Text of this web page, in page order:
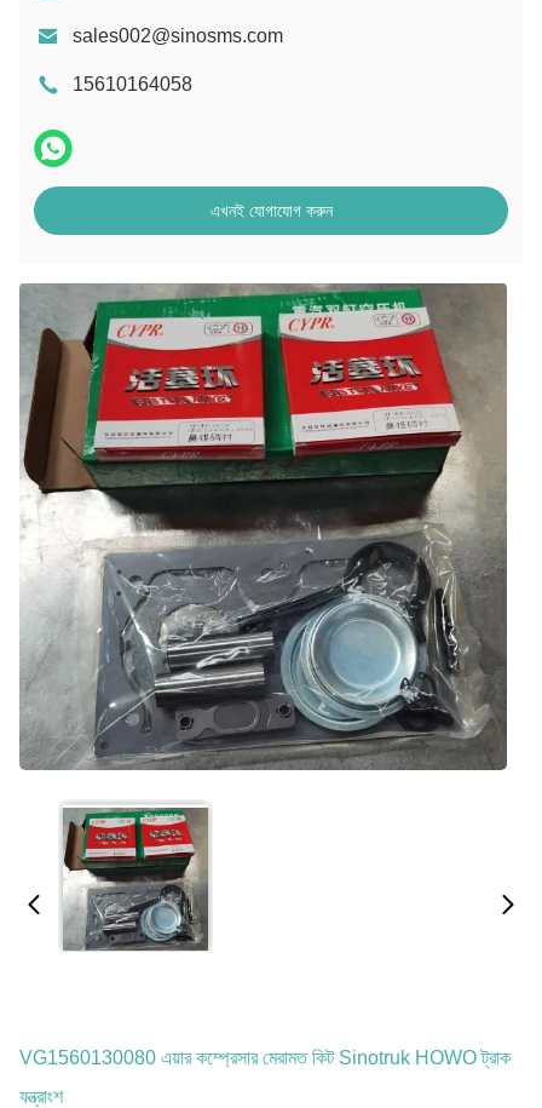
sales002@sinosms.com
15610164058
এখনই যোগাযোগ করুন
VG1560130080 এয়ার কম্প্রেসার মেরামত কিট Sinotruk HOWO ট্রাক
যন্ত্রাংশ